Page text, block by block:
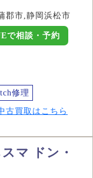
郡市,静岡浜松市
で相談・予約
修理
古買取はこちら
マ ドン・